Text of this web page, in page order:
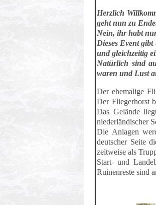
Herzlich
geht nun zu
Nein, ihr habt
Dieses Event
und gleichzeitig
Natürlich sind
waren und Lust
Der ehemalige
Der Fliegerhorst
Das Gelände
niederländischer
Die Anlagen
deutscher Seite
zeitweise als
Start- und
Ruinenreste sind